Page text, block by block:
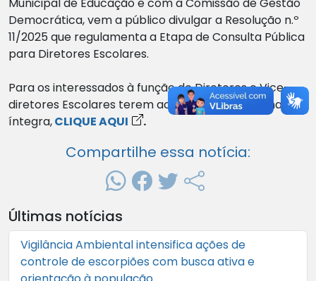
Democrática, vem a público divulgar a Resolução n.º
11/2025 que regulamenta a Etapa de Consulta Pública
para Diretores Escolares.
Para os interessados à função de Diretores e Vice-
diretores Escolares terem acesso à Resolução na
íntegra,CLIQUE AQUI .
Compartilhe essa notícia:
Últimas notícias
Vigilância Ambiental intensifica ações de
controle de escorpiões com busca ativa e